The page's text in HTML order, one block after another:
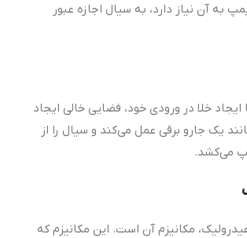
به آن نیاز دارد، به سیال اجازه عبور
خلا در ورودی خود، فضایی خالی ایجاد
یک جارو برقی عمل می‌کند و سیال را از
می‌کشد.
مکانیزم آن است. این مکانیزم که